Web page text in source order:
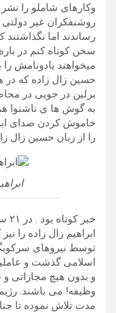
وکارهای شاملو را نشر
روشنفکران غیر دولتی
رساندند اما
سخن کوتاه کنم در باره
میخواهند یادونامش
حسین زال زاده که در
برلین در جویی در
به گوش ها ی ناشنوا
خاموش کردن صدای
را از زبان حسین زال
توسط نیروهای
اسلامی گذشت و
و بدون هیچ مجازاتی
وظیفه! می باشند.
مدت تلاش نموده تا